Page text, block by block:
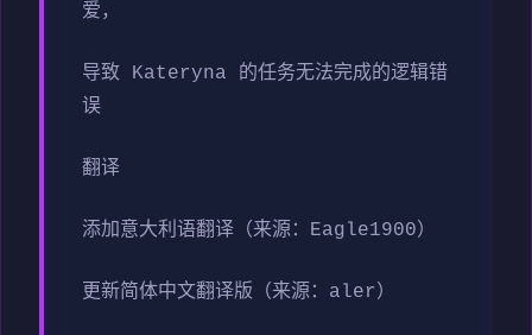
爱，
导致 Kateryna 的任务无法完成的逻辑错
误
翻译
添加意大利语翻译（来源：Eagle1900）
更新简体中文翻译版（来源：aler）